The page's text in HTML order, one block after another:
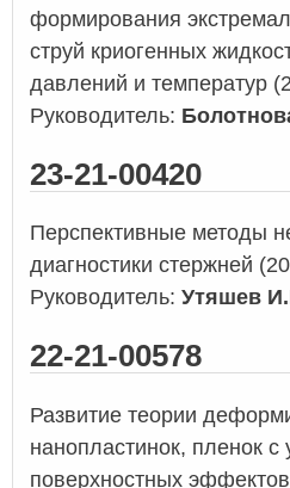
формирования
струй криогенных
давлений и температур
Руководитель:
23-21-00420
Перспективные методы
диагностики стержней
Руководитель: Утяшев
22-21-00578
Развитие теории
нанопластинок, пленок с
поверхностных эффектов